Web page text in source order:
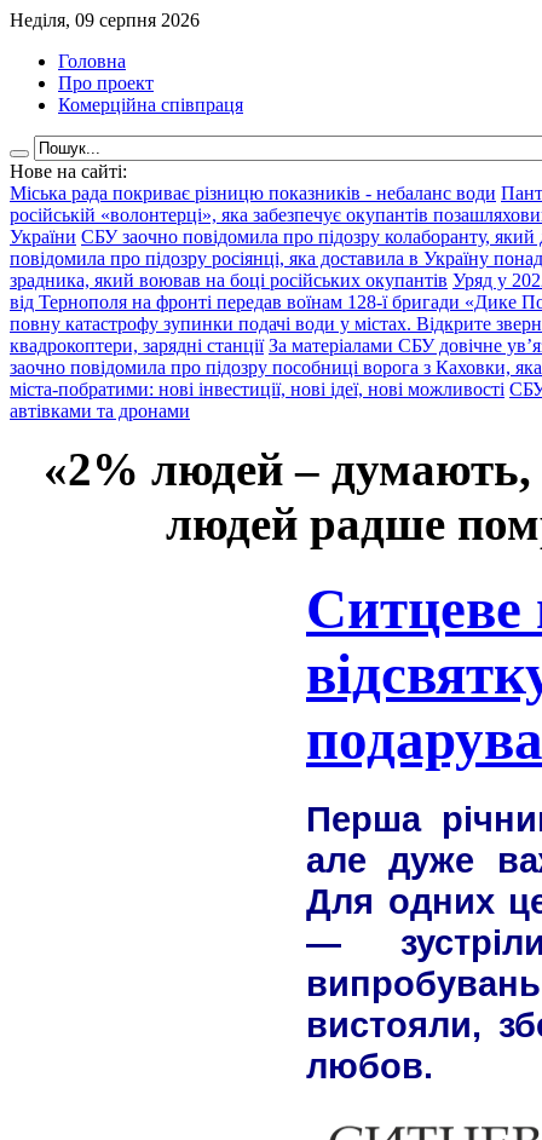
Неділя, 09 серпня 2026
Головна
Про проект
Комерційна співпраця
Нове на сайті:
Міська рада покриває різницю показників - небаланс води
російській «волонтерці», яка забезпечує окупантів
України СБУ заочно повідомила про підозру колаборанту,
повідомила про підозру росіянці, яка доставила в Україну
зрадника, який воював на боці російських окупантів Уряд у
від Тернополя на фронті передав воїнам 128-ї бригади «Дике
повну катастрофу зупинки подачі води у містах. Відкрите
квадрокоптери, зарядні станції За матеріалами СБУ довічне
заочно повідомила про підозру пособниці ворога з Каховки,
міста-побратими: нові інвестиції, нові ідеї, нові можливості СБУ
автівками та дронами
«2% людей –
людей радше
Ситцеве
Перша
але дуже
Для одних
—
вистояли,
любов.